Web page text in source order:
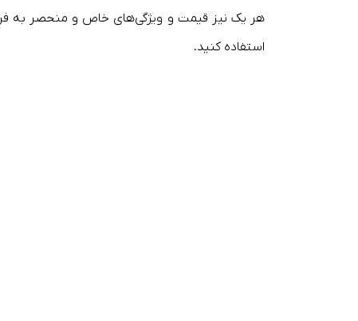
هر یک نیز قیمت و ویژگی‌های خاص و منحصر به فرد
استفاده کنید.